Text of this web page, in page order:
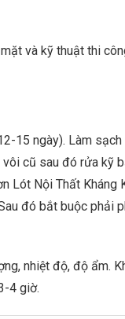
và kỹ thuật thi
15 ngày). Làm sạch
cũ sau đó rửa kỹ
Lót Nội Thất Kháng
đó bắt buộc phải
nhiệt độ, độ ẩm.
4 giờ.